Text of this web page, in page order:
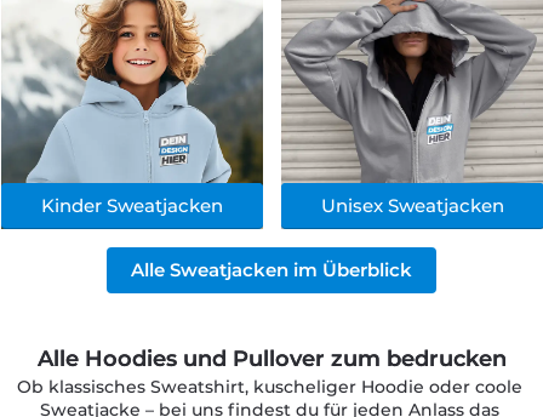
Kinder Sweatjacken Unisex Sweatjacken
Alle Sweatjacken im Überblick
Alle Hoodies und Pullover zum bedrucken
Ob klassisches Sweatshirt, kuscheliger Hoodie oder coole
Sweatjacke – bei uns findest du für jeden Anlass das